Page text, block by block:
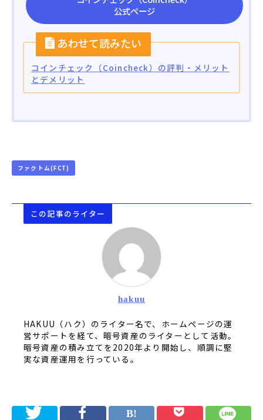
公式ページ
コインチェック（Coincheck）の評判・メリット
とデメリット
ファクトム(FCT)
この記事のライター
hakuu
HAKUU（ハク）のライター名で、ホームページの運
営サポートを経て、暗号資産のライターとして活動。
暗号資産の積み立てを2020年より開始し、順調に堅
実な資産運用を行っている。